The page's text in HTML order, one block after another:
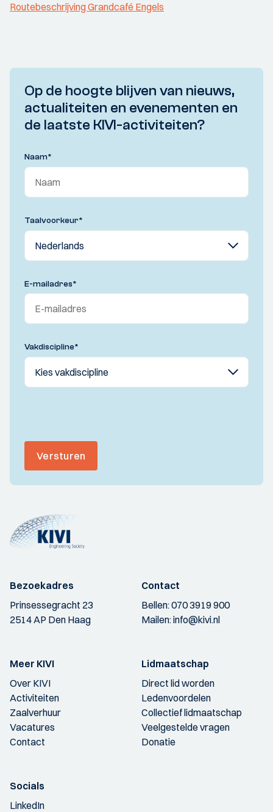
Routebeschrijving Grandcafé Engels
Op de hoogte blijven van nieuws,
actualiteiten en evenementen en
de laatste KIVI-activiteiten?
Naam*
Taalvoorkeur*
E-mailadres*
Vakdiscipline*
Versturen
Bezoekadres
Prinsessegracht 23
2514 AP Den Haag
Contact
Bellen:070 3919 900
Mailen:info@kivi.nl
Meer KIVI
Over KIVI
Activiteiten
Zaalverhuur
Vacatures
Contact
Lidmaatschap
Direct lid worden
Ledenvoordelen
Collectief lidmaatschap
Veelgestelde vragen
Donatie
Socials
LinkedIn